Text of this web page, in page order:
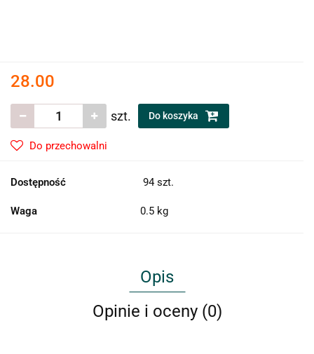
28.00
szt. Do koszyka
Do przechowalni
Dostępność 94 szt.
Waga 0.5 kg
Opis
Opinie i oceny (0)